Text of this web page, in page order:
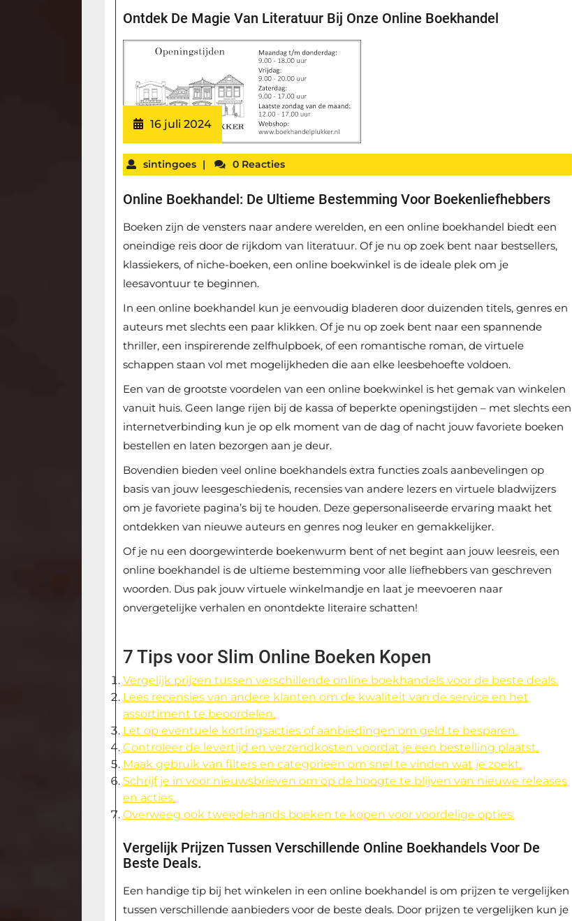
Ontdek De Magie Van Literatuur Bij Onze Online Boekhandel
16 juli 2024
sintingoes | 0 Reacties
Online Boekhandel: De Ultieme Bestemming Voor Boekenliefhebbers
Boeken zijn de vensters naar andere werelden, en een online boekhandel biedt een
oneindige reis door de rijkdom van literatuur. Of je nu op zoek bent naar bestsellers,
klassiekers, of niche-boeken, een online boekwinkel is de ideale plek om je
leesavontuur te beginnen.
In een online boekhandel kun je eenvoudig bladeren door duizenden titels, genres en
auteurs met slechts een paar klikken. Of je nu op zoek bent naar een spannende
thriller, een inspirerende zelfhulpboek, of een romantische roman, de virtuele
schappen staan vol met mogelijkheden die aan elke leesbehoefte voldoen.
Een van de grootste voordelen van een online boekwinkel is het gemak van winkelen
vanuit huis. Geen lange rijen bij de kassa of beperkte openingstijden – met slechts een
internetverbinding kun je op elk moment van de dag of nacht jouw favoriete boeken
bestellen en laten bezorgen aan je deur.
Bovendien bieden veel online boekhandels extra functies zoals aanbevelingen op
basis van jouw leesgeschiedenis, recensies van andere lezers en virtuele bladwijzers
om je favoriete pagina’s bij te houden. Deze gepersonaliseerde ervaring maakt het
ontdekken van nieuwe auteurs en genres nog leuker en gemakkelijker.
Of je nu een doorgewinterde boekenwurm bent of net begint aan jouw leesreis, een
online boekhandel is de ultieme bestemming voor alle liefhebbers van geschreven
woorden. Dus pak jouw virtuele winkelmandje en laat je meevoeren naar
onvergetelijke verhalen en onontdekte literaire schatten!
7 Tips voor Slim Online Boeken Kopen
Vergelijk prijzen tussen verschillende online boekhandels voor de beste deals.
Lees recensies van andere klanten om de kwaliteit van de service en het
assortiment te beoordelen.
Let op eventuele kortingsacties of aanbiedingen om geld te besparen.
Controleer de levertijd en verzendkosten voordat je een bestelling plaatst.
Maak gebruik van filters en categorieën om snel te vinden wat je zoekt.
Schrijf je in voor nieuwsbrieven om op de hoogte te blijven van nieuwe releases
en acties.
Overweeg ook tweedehands boeken te kopen voor voordelige opties.
Vergelijk Prijzen Tussen Verschillende Online Boekhandels Voor De
Beste Deals.
Een handige tip bij het winkelen in een online boekhandel is om prijzen te vergelijken
tussen verschillende aanbieders voor de beste deals. Door prijzen te vergelijken kun je